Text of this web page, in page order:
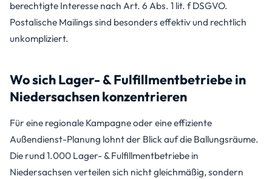
berechtigte Interesse nach Art. 6 Abs. 1 lit. f DSGVO.
Postalische Mailings sind besonders effektiv und rechtlich
unkompliziert.
Wo sich Lager- & Fulfillmentbetriebe in
Niedersachsen konzentrieren
Für eine regionale Kampagne oder eine effiziente
Außendienst-Planung lohnt der Blick auf die Ballungsräume.
Die rund 1.000 Lager- & Fulfillmentbetriebe in
Niedersachsen verteilen sich nicht gleichmäßig, sondern